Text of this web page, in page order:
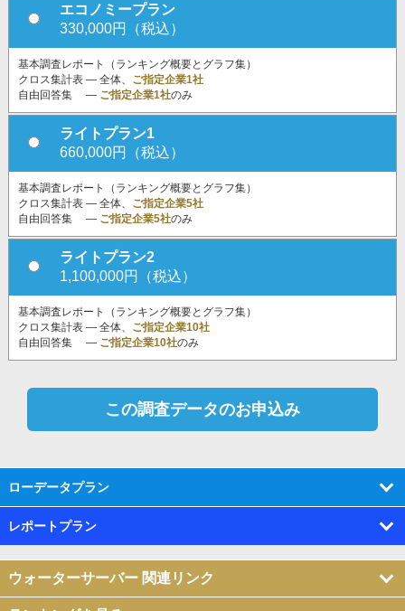
エコノミープラン
330,000円（税込）
基本調査レポート（ランキング概要とグラフ集）
クロス集計表 ― 全体、 ご指定企業1社
自由回答集 ― ご指定企業1社のみ
ライトプラン1
660,000円（税込）
基本調査レポート（ランキング概要とグラフ集）
クロス集計表 ― 全体、 ご指定企業5社
自由回答集 ― ご指定企業5社のみ
ライトプラン2
1,100,000円（税込）
基本調査レポート（ランキング概要とグラフ集）
クロス集計表 ― 全体、 ご指定企業10社
自由回答集 ― ご指定企業10社のみ
ローデータプラン
レポートプラン
ウォーターサーバー 関連リンク